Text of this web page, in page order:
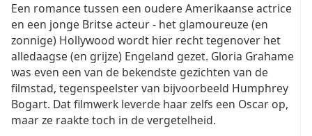
Een romance tussen een oudere Amerikaanse actrice
en een jonge Britse acteur - het glamoureuze (en
zonnige) Hollywood wordt hier recht tegenover het
alledaagse (en grijze) Engeland gezet. Gloria Grahame
was even een van de bekendste gezichten van de
filmstad, tegenspeelster van bijvoorbeeld Humphrey
Bogart. Dat filmwerk leverde haar zelfs een Oscar op,
maar ze raakte toch in de vergetelheid.